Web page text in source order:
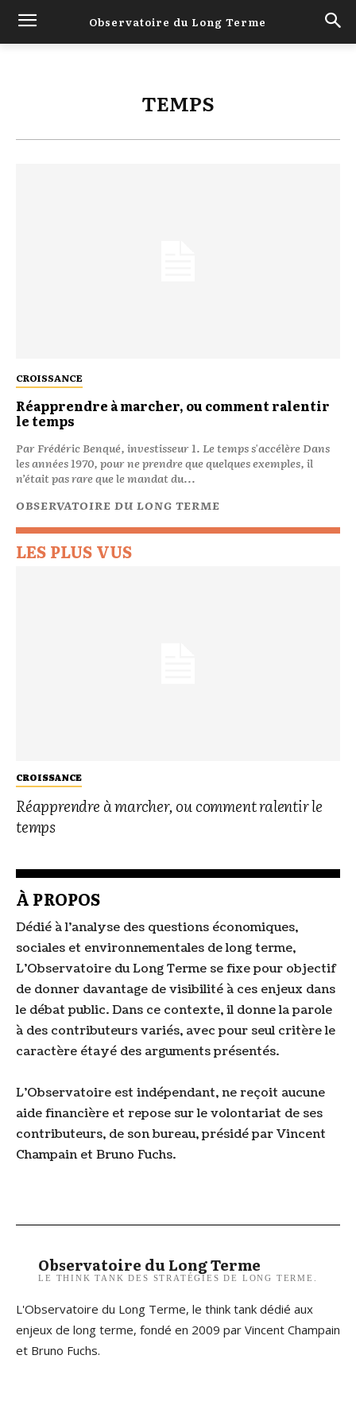
Observatoire du Long Terme
TEMPS
CROISSANCE
Réapprendre à marcher, ou comment ralentir
le temps
Par Frédéric Benqué, investisseur 1. Le temps s'accélère Dans
les années 1970, pour ne prendre que quelques exemples, il
n’était pas rare que le mandat du...
OBSERVATOIRE DU LONG TERME
LES PLUS VUS
CROISSANCE
Réapprendre à marcher, ou comment ralentir le
temps
À PROPOS
Dédié à l’analyse des questions économiques,
sociales et environnementales de long terme,
L’Observatoire du Long Terme se fixe pour objectif
de donner davantage de visibilité à ces enjeux dans
le débat public. Dans ce contexte, il donne la parole
à des contributeurs variés, avec pour seul critère le
caractère étayé des arguments présentés.
L’Observatoire est indépendant, ne reçoit aucune
aide financière et repose sur le volontariat de ses
contributeurs, de son bureau, présidé par Vincent
Champain et Bruno Fuchs.
Observatoire du Long Terme
LE THINK TANK DES STRATÉGIES DE LONG TERME.
L'Observatoire du Long Terme, le think tank dédié aux
enjeux de long terme, fondé en 2009 par Vincent Champain
et Bruno Fuchs.